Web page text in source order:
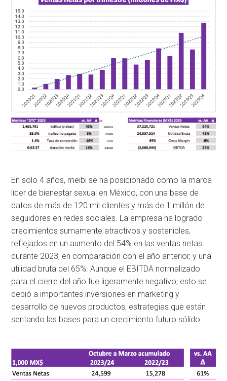
En solo 4 años, meibi se ha posicionado como la marca
líder de bienestar sexual en México, con una base de
datos de más de 120 mil clientes y más de 1 millón de
seguidores en redes sociales. La empresa ha logrado
crecimientos sumamente atractivos y sostenibles,
reflejados en un aumento del 54% en las ventas netas
durante 2023, en comparación con el año anterior, y una
utilidad bruta del 65%. Aunque el EBITDA normalizado
para el cierre del año fue ligeramente negativo, esto se
debió a importantes inversiones en marketing y
desarrollo de nuevos productos, estrategias que están
sentando las bases para un crecimiento futuro sólido.